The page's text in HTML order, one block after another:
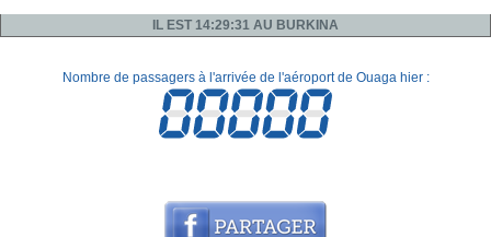
IL EST 14:29:31 AU BURKINA
Nombre de passagers à l'arrivée de l'aéroport de Ouaga hier :